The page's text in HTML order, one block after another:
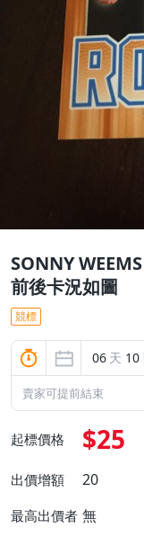
SONNY
前後卡況如圖
競標
06 天 10
賣家可提前結束
起標價格 $25
出價增額 20
最高出價者 無